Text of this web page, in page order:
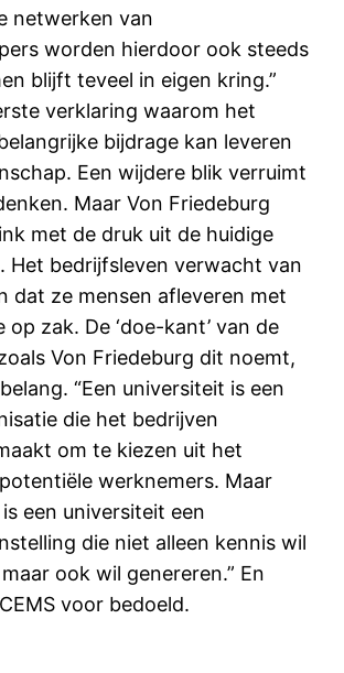
netwerken van
worden hierdoor ook steeds
blijft teveel in eigen kring.”
verklaring waarom het
bijdrage kan leveren
Een wijdere blik verruimt
Maar Von Friedeburg
met de druk uit de huidige
Het bedrijfsleven verwacht van
dat ze mensen afleveren met
op zak. De ‘doe-kant’ van de
Von Friedeburg dit noemt,
“Een universiteit is een
die het bedrijven
om te kiezen uit het
werknemers. Maar
een universiteit een
die niet alleen kennis wil
ook wil genereren.” En
voor bedoeld.